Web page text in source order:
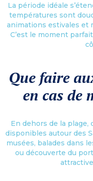
La période idéale
températures sont
animations estivales et
C’est le moment
Que faire
en cas de
En dehors de la
disponibles autour des
musées, balades dans
ou découverte du